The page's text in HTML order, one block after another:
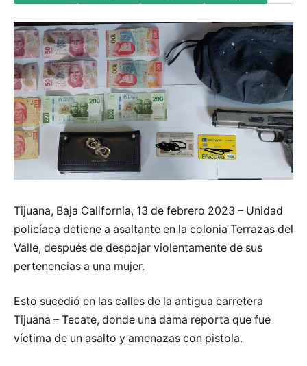
Tijuana, Baja California, 13 de febrero 2023 – Unidad
policíaca detiene a asaltante en la colonia Terrazas del
Valle, después de despojar violentamente de sus
pertenencias a una mujer.
Esto sucedió en las calles de la antigua carretera
Tijuana – Tecate, donde una dama reporta que fue
víctima de un asalto y amenazas con pistola.